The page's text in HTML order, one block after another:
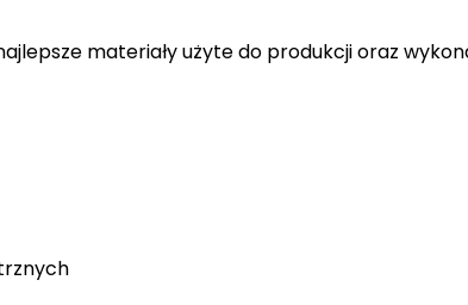
materiały użyte do produkcji oraz